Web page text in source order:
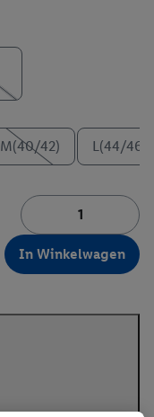
M(40/42) L(44/46)
In Winkelwagen